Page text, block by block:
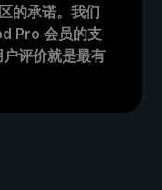
的承诺。我们
Pro 会员的支
户评价就是最有